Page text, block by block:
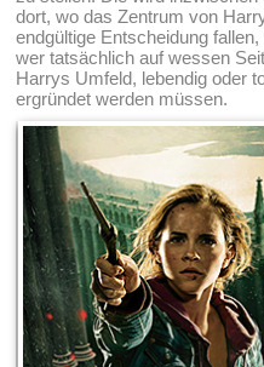
dort, wo das Zentrum von
endgültige Entscheidung
wer tatsächlich auf wessen
Harrys Umfeld, lebendig oder
ergründet werden müssen.